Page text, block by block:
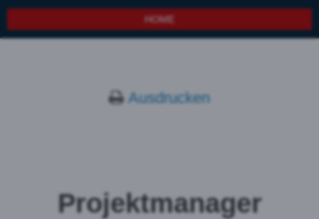
HOME
Ausdrucken
Projektmanager